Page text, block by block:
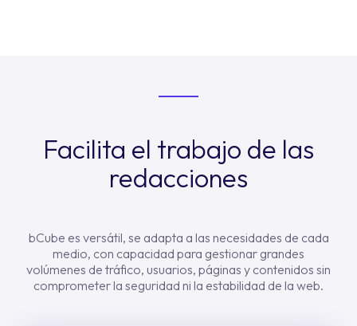
Facilita el trabajo de las
redacciones
bCube es versátil, se adapta a las necesidades de cada
medio, con capacidad para gestionar grandes
volúmenes de tráfico, usuarios, páginas y contenidos sin
comprometer la seguridad ni la estabilidad de la web.